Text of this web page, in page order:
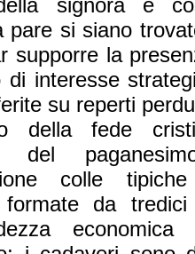
signora e
pare si siano
supporre la
di interesse
su reperti
della fede
del
colle
formate da